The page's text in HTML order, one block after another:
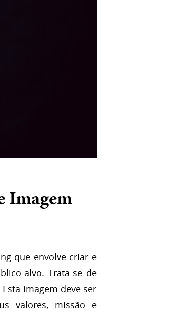
Imagem
que envolve criar e
alvo. Trata-se de
imagem deve ser
valores, missão e